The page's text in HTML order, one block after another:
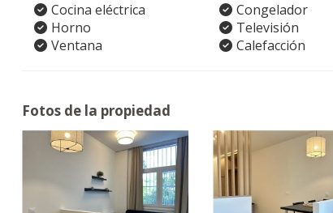
Cocina eléctrica Congelador
Horno
Televisión
Ventana
Calefacción
Fotos de la propiedad